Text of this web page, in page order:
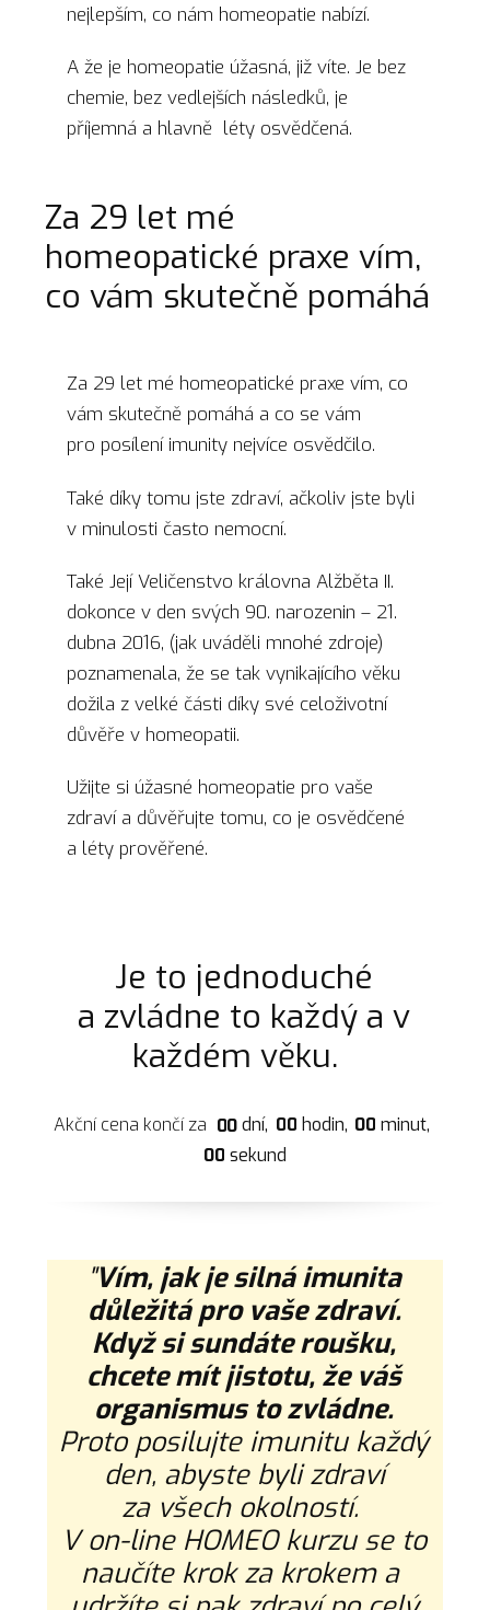
nejlepším, co nám homeopatie nabízí.
A že je homeopatie úžasná, již víte. Je bez
chemie, bez vedlejších následků, je
příjemná a hlavně léty osvědčená.
Za 29 let mé
homeopatické praxe vím,
co vám skutečně pomáhá
Za 29 let mé homeopatické praxe vím, co
vám skutečně pomáhá a co se vám
pro posílení imunity nejvíce osvědčilo.
Také díky tomu jste zdraví, ačkoliv jste byli
v minulosti často nemocní.
Také Její Veličenstvo královna Alžběta II.
dokonce v den svých 90. narozenin – 21.
dubna 2016, (jak uváděli mnohé zdroje)
poznamenala, že se tak vynikajícího věku
dožila z velké části díky své celoživotní
důvěře v homeopatii.
Užijte si úžasné homeopatie pro vaše
zdraví a důvěřujte tomu, co je osvědčené
a léty prověřené.
Je to jednoduché
a zvládne to každý a v
každém věku.
Akční cena končí za 00 dní 00 hodin 00 minut
00 sekund
"Vím, jak je silná imunita
důležitá pro vaše zdraví.
Když si sundáte roušku,
chcete mít jistotu, že váš
organismus to zvládne.
Proto posilujte imunitu každý
den, abyste byli zdraví
za všech okolností.
V on-line HOMEO kurzu se to
naučíte krok za krokem a